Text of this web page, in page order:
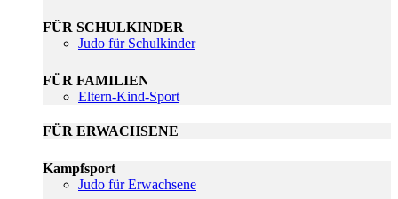
FÜR SCHULKINDER
Judo für Schulkinder
FÜR FAMILIEN
Eltern-Kind-Sport
FÜR ERWACHSENE
Kampfsport
Judo für Erwachsene